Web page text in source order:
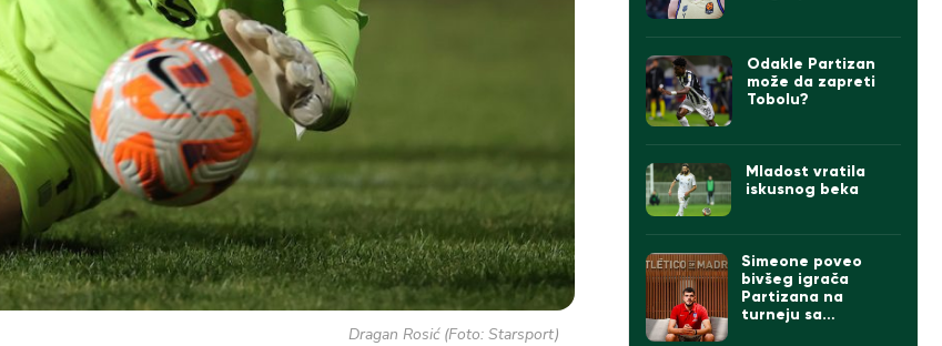
Dragan Rosić (Foto: Starsport)
Odakle Partizan
može da zapreti
Tobolu?
Mladost vratila
iskusnog beka
Simeone poveo
bivšeg igrača
Partizana na
turneju sa